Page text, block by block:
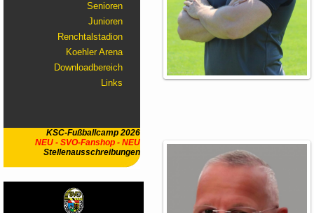
Senioren
Junioren
Renchtalstadion
Koehler Arena
Downloadbereich
Links
KSC-Fußballcamp 2026
NEU - SVO-Fanshop - NEU
Stellenausschreibungen